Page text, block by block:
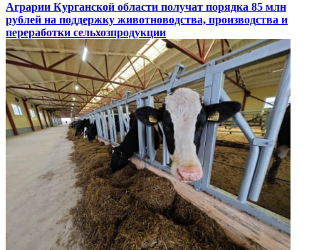
Аграрии Курганской области получат порядка 85 млн
рублей на поддержку животноводства, производства и
переработки сельхозпродукции